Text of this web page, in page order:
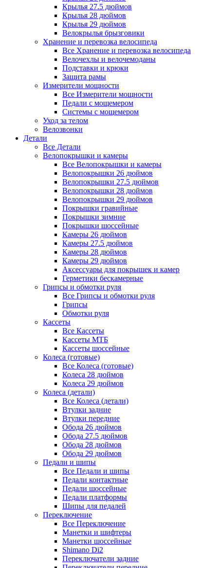
Крылья 27.5 дюймов
Крылья 28 дюймов
Крылья 29 дюймов
Велокрылья брызговики
Хранение и перевозка велосипеда
Все Хранение и перевозка велосипеда
Велочехлы и велочемоданы
Подставки и крюки
Защита рамы
Измерители мощности
Все Измерители мощности
Педали с мощемером
Системы с мощемером
Уход за телом
Велозвонки
Детали
Все Детали
Велопокрышки и камеры
Все Велопокрышки и камеры
Велопокрышки 26 дюймов
Велопокрышки 27.5 дюймов
Велопокрышки 28 дюймов
Велопокрышки 29 дюймов
Покрышки гравийные
Покрышки зимние
Покрышки шоссейные
Камеры 26 дюймов
Камеры 27.5 дюймов
Камеры 28 дюймов
Камеры 29 дюймов
Аксессуары для покрышек и камер
Герметики бескамерные
Грипсы и обмотки руля
Все Грипсы и обмотки руля
Грипсы
Обмотки руля
Кассеты
Все Кассеты
Кассеты МТБ
Кассеты шоссейные
Колеса (готовые)
Все Колеса (готовые)
Колеса 28 дюймов
Колеса 29 дюймов
Колеса (детали)
Все Колеса (детали)
Втулки задние
Втулки передние
Обода 26 дюймов
Обода 27.5 дюймов
Обода 28 дюймов
Обода 29 дюймов
Педали и шипы
Все Педали и шипы
Педали контактные
Педали шоссейные
Педали платформы
Шипы для педалей
Переключение
Все Переключение
Манетки и шифтеры
Манетки шоссейные
Shimano Di2
Переключатели задние